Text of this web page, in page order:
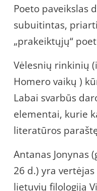
Poeto paveikslas
subuitintas,
„prakeiktųjų“
Vėlesnių rinkinių
Homero vaikų )
Labai svarbūs
elementai, kurie
literatūros
Antanas Jonynas
26 d.) yra
lietuvių filologiją